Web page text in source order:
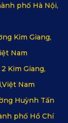
lựa chọn
Trợ
với chính
tâm cho khách
phố Hà Nội,
Kim Giang,
Nam
Kim Giang,
Nam
Huỳnh Tấn
phố Hồ Chí